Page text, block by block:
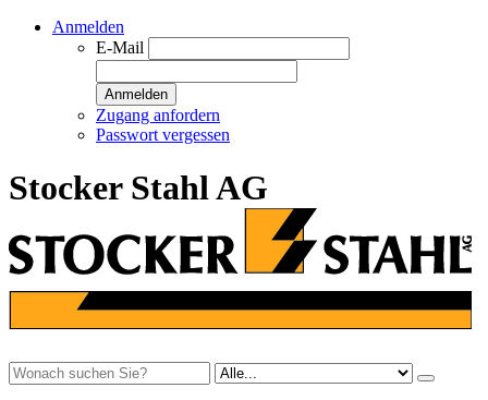
Anmelden
E-Mail
Anmelden
Zugang anfordern
Passwort vergessen
Stocker Stahl AG